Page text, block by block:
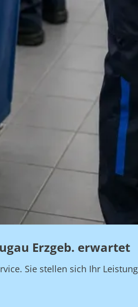
Erzgeb. erwartet
Sie stellen sich Ihr